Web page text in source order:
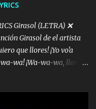
Girasol (LETRA) ❌
Girasol de el artista
que llores! ¡Yo vo'a
wa! ¡Wa-wa-wa, llores!